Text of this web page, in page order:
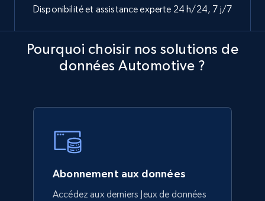
Disponibilité et assistance experte 24 h/24, 7 j/7
Pourquoi choisir nos solutions de
données Automotive ?
Abonnement aux données
Accédez aux derniers Jeux de données